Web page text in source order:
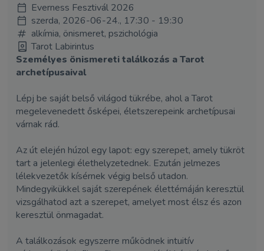
Everness Fesztivál 2026
szerda, 2026-06-24., 17:30 - 19:30
alkímia, önismeret, pszichológia
Tarot Labirintus
Személyes önismereti találkozás a Tarot
archetípusaival
Lépj be saját belső világod tükrébe, ahol a Tarot
megelevenedett ősképei, életszerepeink archetípusai
várnak rád.
Az út elején húzol egy lapot: egy szerepet, amely tükröt
tart a jelenlegi élethelyzetednek. Ezután jelmezes
lélekvezetők kísérnek végig belső utadon.
Mindegyikükkel saját szerepének élettémáján keresztül
vizsgálhatod azt a szerepet, amelyet most élsz és azon
keresztül önmagadat.
A találkozások egyszerre működnek intuitív